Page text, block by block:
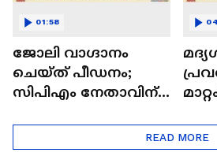
ജോലി വാ​ഗ്ദാനം
ചെയ്ത് പീഡനം;
സിപിഎം നേതാവിന്
01:58
മാറ്റം?
READ MORE